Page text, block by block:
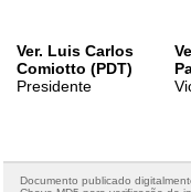
Ver. Luis Carlos
Comiotto (PDT)
Presidente
Documento publicado